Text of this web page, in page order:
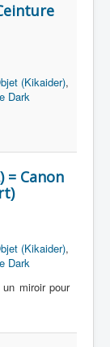
(Kikaider),
Dark
= Canon
(Kikaider),
Dark
miroir pour